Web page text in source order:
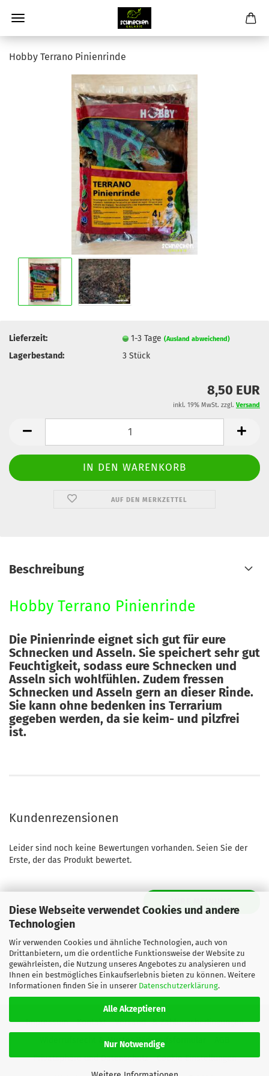
Diese Webseite verwendet Cookies und andere
Technologien
Wir verwenden Cookies und ähnliche Technologien, auch von
Drittanbietern, um die ordentliche Funktionsweise der Website zu
gewährleisten, die Nutzung unseres Angebotes zu analysieren und
Ihnen ein bestmögliches Einkaufserlebnis bieten zu können. Weitere
Informationen finden Sie in unserer Datenschutzerklärung.
Alle Akzeptieren
Nur Notwendige
Hobby Terrano Pinienrinde
Lieferzeit: 1-3 Tage(Ausland abweichend)
Lagerbestand: 3Stück
8,50 EUR
inkl. 19% MwSt. zzgl. Versand
AUF DEN MERKZETTEL
Beschreibung
Hobby Terrano Pinienrinde
Die Pinienrinde eignet sich gut für eure
Schnecken und Asseln. Sie speichert sehr gut
Feuchtigkeit, sodass eure Schnecken und
Asseln sich wohlfühlen. Zudem fressen
Schnecken und Asseln gern an dieser Rinde.
Sie kann ohne bedenken ins Terrarium
gegeben werden, da sie keim- und pilzfrei
ist.
Kundenrezensionen
Leider sind noch keine Bewertungen vorhanden. Seien Sie der
Erste, der das Produkt bewertet.
Impressum Kontakt
Versand- & Zahlungsbedingungen
Widerrufsrecht & Muster-Widerrufsformular
Privatsphäre und Datenschutz
Cookie Einstellungen